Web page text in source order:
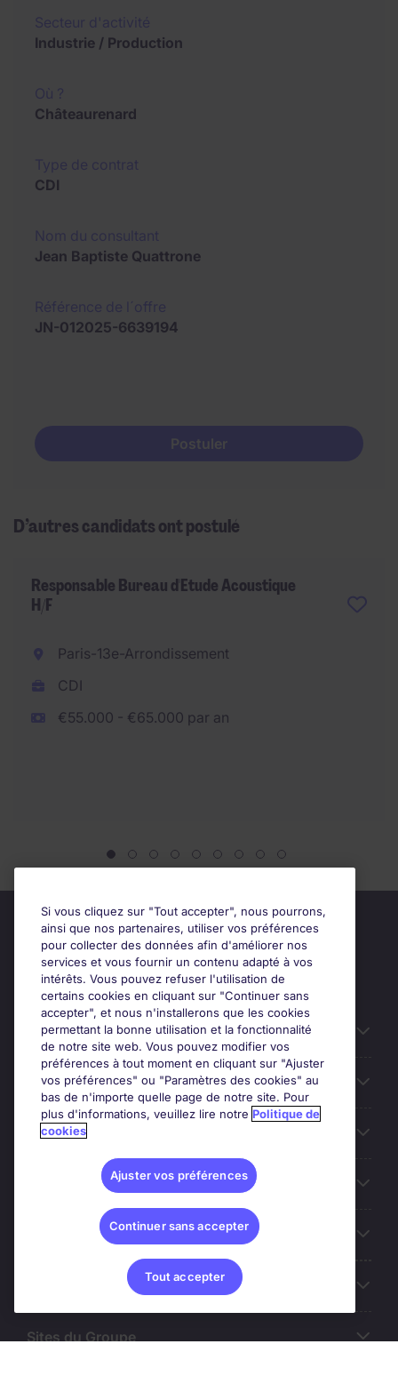
Industrie / Production
Châteaurenard
CDI
Jean Baptiste Quattrone
JN-012025-6639194
Postuler
D’autres candidats ont postulé
Responsable Bureau d'Etude Acoustique
H/F
Paris-13e-Arrondissement
CDI
€55.000 - €65.000 par an
Candidats
Entreprises
Contact
Les avis Google
Nos offres d'emploi
Sites du Groupe
Si vous cliquez sur "Tout accepter", nous pourrons,
ainsi que nos partenaires, utiliser vos préférences
pour collecter des données afin d'améliorer nos
services et vous fournir un contenu adapté à vos
intérêts. Vous pouvez refuser l'utilisation de
certains cookies en cliquant sur "Continuer sans
accepter", et nous n'installerons que les cookies
permettant la bonne utilisation et la fonctionnalité
de notre site web. Vous pouvez modifier vos
préférences à tout moment en cliquant sur "Ajuster
vos préférences" ou "Paramètres des cookies" au
bas de n'importe quelle page de notre site. Pour
plus d'informations, veuillez lire notre Politique de
cookies
Ajuster vos préférences
Continuer sans accepter
Tout accepter